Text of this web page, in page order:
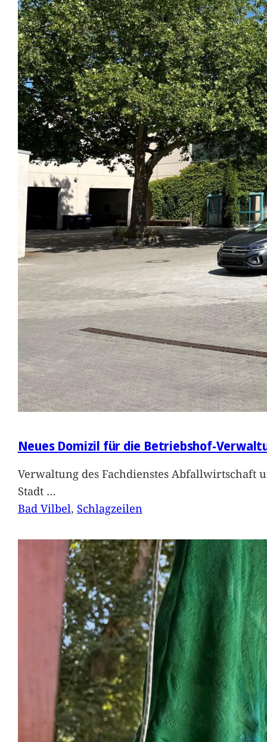
Neues Domizil für die Betriebshof-
Verwaltung des Fachdienstes Abfallwirtschaft
Stadt …
Bad Vilbel, Schlagzeilen